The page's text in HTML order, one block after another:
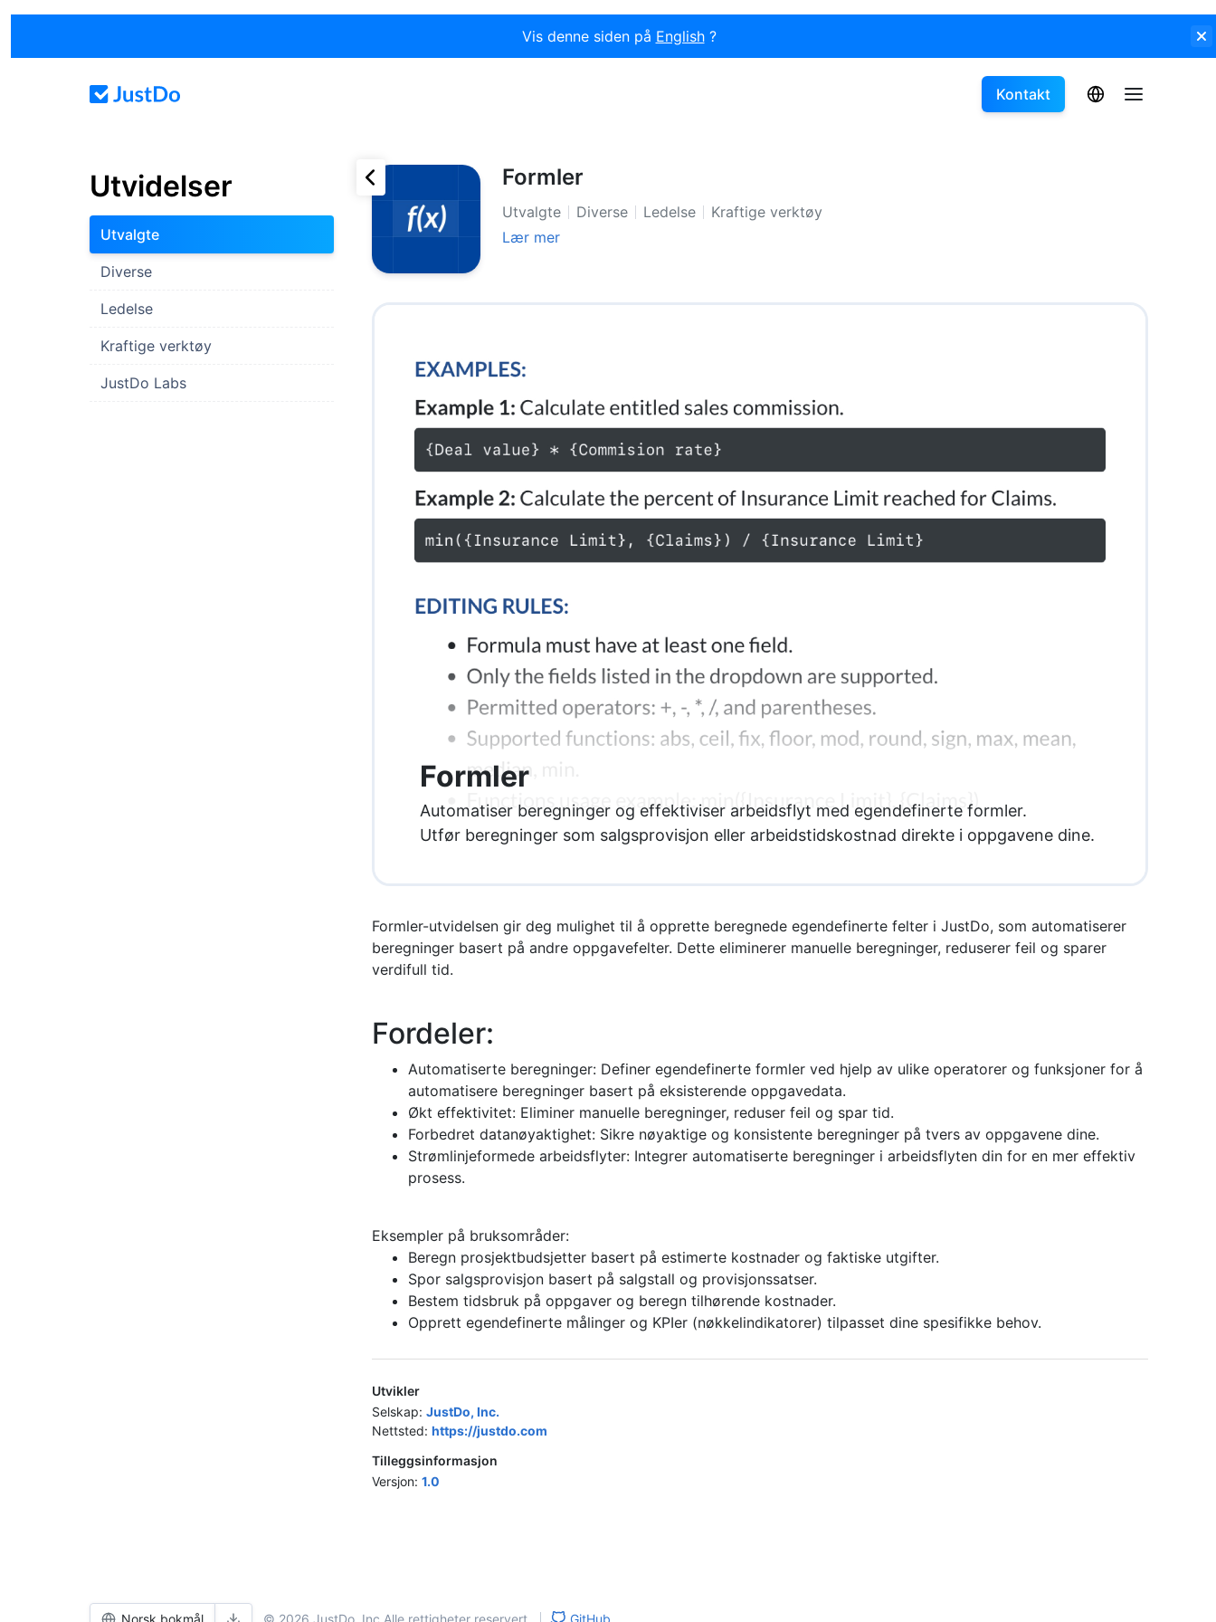
Vis denne siden på English?
Kontakt
Utvidelser
Utvalgte
Diverse
Ledelse
Kraftige verktøy
JustDo Labs
Formler
Utvalgte Diverse Ledelse
Kraftige verktøy
Lær mer
Formler
Automatiser beregninger og effektiviser arbeidsflyt med egendefinerte formler.
Utfør beregninger som salgsprovisjon eller arbeidstidskostnad direkte i oppgavene dine.
Formler-utvidelsen gir deg mulighet til å opprette beregnede egendefinerte felter i JustDo, som automatiserer
beregninger basert på andre oppgavefelter. Dette eliminerer manuelle beregninger, reduserer feil og sparer
verdifull tid.
Fordeler:
Automatiserte beregninger: Definer egendefinerte formler ved hjelp av ulike operatorer og funksjoner for å
automatisere beregninger basert på eksisterende oppgavedata.
Økt effektivitet: Eliminer manuelle beregninger, reduser feil og spar tid.
Forbedret datanøyaktighet: Sikre nøyaktige og konsistente beregninger på tvers av oppgavene dine.
Strømlinjeformede arbeidsflyter: Integrer automatiserte beregninger i arbeidsflyten din for en mer effektiv
prosess.
Eksempler på bruksområder:
Beregn prosjektbudsjetter basert på estimerte kostnader og faktiske utgifter.
Spor salgsprovisjon basert på salgstall og provisjonssatser.
Bestem tidsbruk på oppgaver og beregn tilhørende kostnader.
Opprett egendefinerte målinger og KPIer (nøkkelindikatorer) tilpasset dine spesifikke behov.
Utvikler
Selskap: JustDo, Inc.
Nettsted: https://justdo.com
Tilleggsinformasjon
Versjon: 1.0
Norsk bokmål © 2026 JustDo, Inc. Alle rettigheter reservert. GitHub